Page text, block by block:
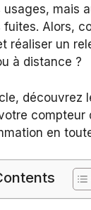
usages, mais
fuites. Alors,
réaliser un
à distance ?
découvrez
compteur
en